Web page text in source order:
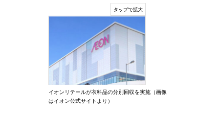
イオンリテールが衣料品の分別回収を実施（画像
はイオン公式サイトより）